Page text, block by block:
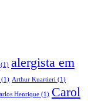
(1) alergista em
(1) Arthur Kuartieri (1)
Henrique (1) Carol